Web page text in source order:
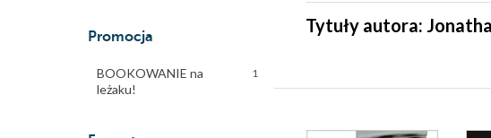
Promocja
BOOKOWANIE na
leżaku!
1
Tytuły autora: